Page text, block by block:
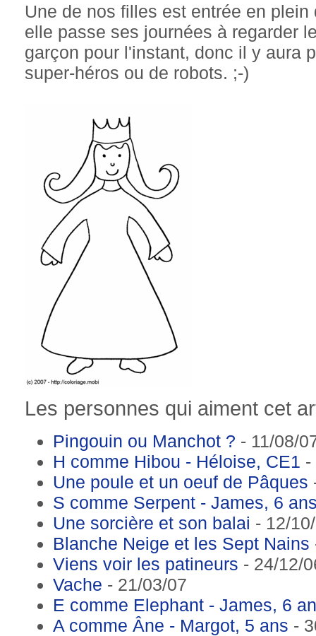
Une de nos filles est entrée en
elle passe ses journées à regarder
garçon pour l'instant, donc il y aura
super-héros ou de robots. ;-)
Les personnes qui aiment cet
Pingouin ou Manchot ? - 11/08/
H comme Hibou - Héloise, CE1 -
Une poule et un oeuf de Pâques
S comme Serpent - James, 6
Une sorcière et son balai - 12/
Blanche Neige et les Sept Nains
Viens voir les patineurs - 24/12/
Vache - 21/03/07
E comme Elephant - James, 6
A comme Âne - Margot, 5 ans -